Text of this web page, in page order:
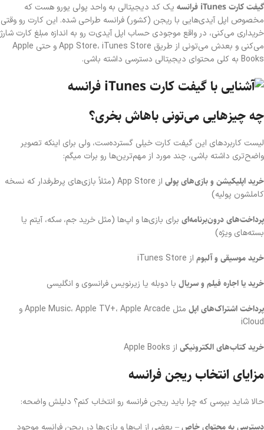
گیفت کارت iTunes فرانسه
یک کد دیجیتالی به واحد پولی یورو هست که
مخصوص اپل آیدی‌هایی با ریجن (کشور) فرانسه طراحی شده. این کارت رو وقتی
خریداری می‌کنی، در واقع موجودی حساب اپل آیدی‌ت رو به اندازه مبلغ کارت شارژ
می‌کنی و بعدش می‌تونی از طریق App Store، iTunes Store و حتی Apple
Books به کلی محتوای دیجیتالی دسترسی داشته باشی.
چه چیزهایی می‌تونی باهاش بخری؟
لیست کاربردهای این گیفت کارت خیلی گسترده‌ست، ولی برای اینکه تصویر
واضح‌تری داشته باشی، چند مورد از مهم‌ترین‌ها رو برات میگم:
خرید اپلیکیشن و بازی‌های پولی
از App Store (مثلاً بازی‌های پرطرفدار که نسخه
کاملشون پولیه)
پرداخت‌های درون‌برنامه‌ای برای بازی‌ها و اپ‌ها (مثل خرید جم، سکه، آیتم یا
بسته‌های ویژه)
خرید موسیقی و آلبوم از iTunes Store
خرید یا اجاره فیلم و سریال با دوبله یا زیرنویس فرانسوی و انگلیسی
پرداخت اشتراک‌های اپل
مثل Apple Music، Apple TV+، Apple Arcade و
iCloud
خرید کتاب‌های الکترونیکی از Apple Books
مزایای انتخاب ریجن فرانسه
حالا شاید بپرسی که چرا باید ریجن فرانسه رو انتخاب کنم؟ دلیلش واضحه:
دسترسی به محتوای خاص– بعضی از اپ‌ها و بازی‌ها در ریجن فرانسه موجود